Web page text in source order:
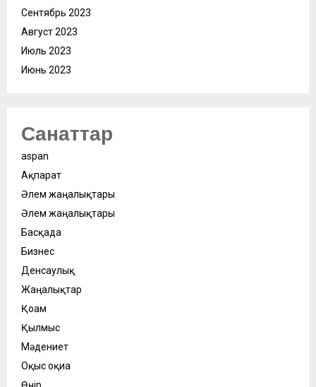
Сентябрь 2023
Август 2023
Июль 2023
Июнь 2023
Санаттар
aspan
Ақпарат
Әлем жаңалықтары
Әлем жаңалықтары
Басқада
Бизнес
Денсаулық
Жаңалықтар
Қоғам
Қылмыс
Мәдениет
Оқыс оқиға